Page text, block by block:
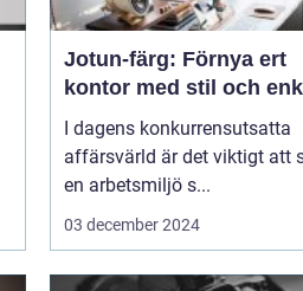
Jotun-färg: Förnya ert
kontor med stil och
I dagens konkurrensutsatta
affärsvärld är det viktigt att
en arbetsmiljö s...
03 december 2024